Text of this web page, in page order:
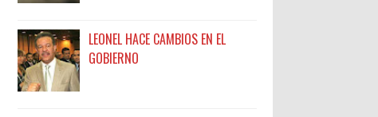
LEONEL HACE CAMBIOS EN EL
GOBIERNO